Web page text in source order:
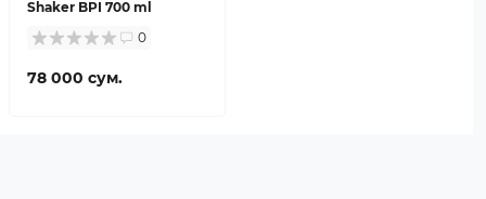
Shaker BPI 700 ml
0
78 000 сум.